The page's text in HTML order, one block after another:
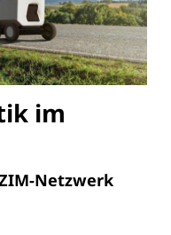
im
Netzwerk